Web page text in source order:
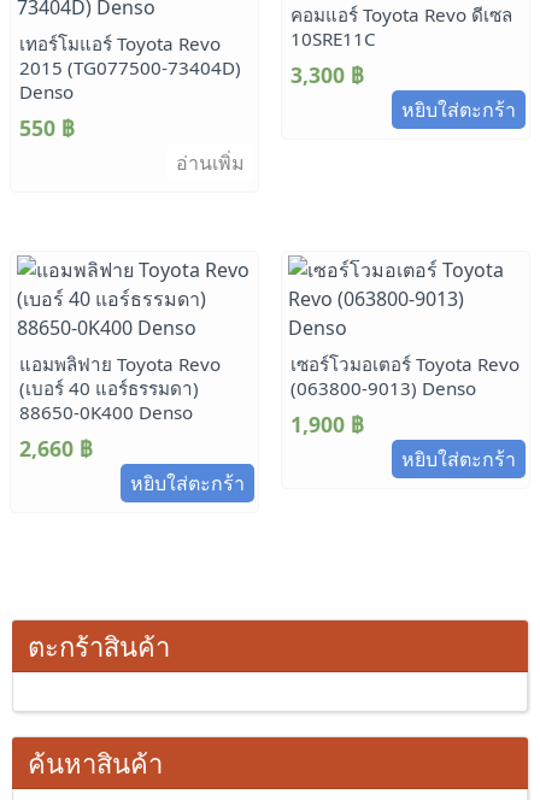
เทอร์โมแอร์ Toyota Revo
2015 (TG077500-73404D)
Denso
550 ฿
อ่านเพิ่ม
คอมแอร์ Toyota Revo ดีเซล
10SRE11C
3,300 ฿
หยิบใส่ตะกร้า
แอมพลิฟาย Toyota Revo
(เบอร์ 40 แอร์ธรรมดา)
88650-0K400 Denso
2,660 ฿
หยิบใส่ตะกร้า
เซอร์โวมอเตอร์ Toyota Revo
(063800-9013) Denso
1,900 ฿
หยิบใส่ตะกร้า
ตะกร้าสินค้า
ค้นหาสินค้า